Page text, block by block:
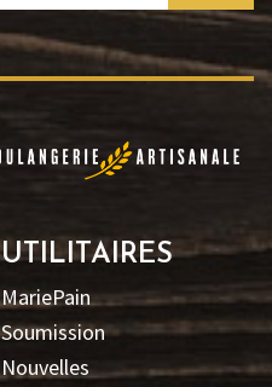
UTILITAIRES
MariePain
Soumission
Nouvelles